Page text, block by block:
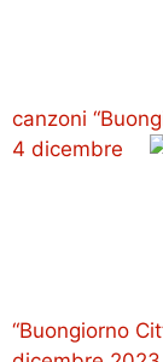
canzoni
4 dicembre
“Buongiorno